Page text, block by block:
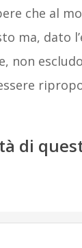
che al
ma, dato
non
di